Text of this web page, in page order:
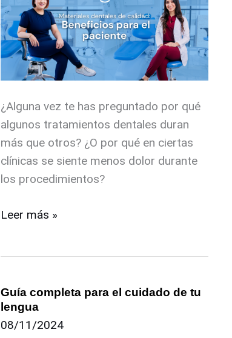
¿Alguna vez te has preguntado por qué
algunos tratamientos dentales duran
más que otros? ¿O por qué en ciertas
clínicas se siente menos dolor durante
los procedimientos?
el
paciente
Leer más »
Guía completa para el cuidado de tu
lengua
08/11/2024
Guía
completa
para